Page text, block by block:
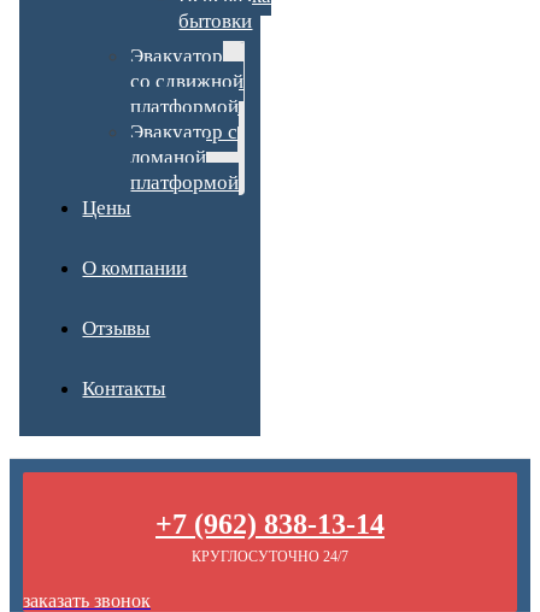
бытовки
Эвакуатор
со сдвижной
платформой
Эвакуатор с
ломаной
платформой
Цены
О компании
Отзывы
Контакты
+7 (962) 838-13-14
КРУГЛОСУТОЧНО 24/7
заказать звонок